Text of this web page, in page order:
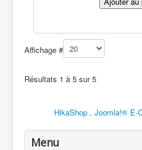
Affichage #
Résultats 1 à 5 sur 5
HikaShop , Joomla!® E-
Menu